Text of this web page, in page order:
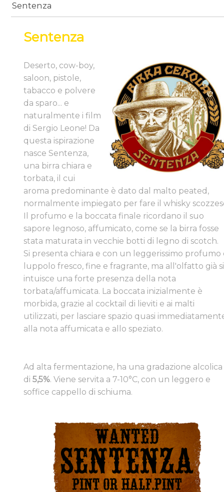
Sentenza
Sentenza
Deserto, cow-boy,
saloon, pistole,
tabacco e polvere
da sparo... e
naturalmente i film
di Sergio Leone! Da
questa ispirazione
nasce Sentenza,
una birra chiara e
torbata, il cui
aroma predominante è dato dal malto peated,
normalmente impiegato per fare il whisky
Il profumo e la boccata finale ricordano il suo
sapore legnoso, affumicato, come se la birra fosse
stata maturata in vecchie botti di legno di scotch. ​
Si presenta chiara e con un leggerissimo profumo
luppolo fresco, fine e fragrante, ma all'olfatto già si
intuisce una forte presenza della nota
torbata/affumicata. La boccata inizialmente è
morbida, grazie al cocktail di lieviti e ai malti
utilizzati, per lasciare spazio quasi
alla nota affumicata e allo speziato.
​Ad alta fermentazione, ha una gradazione alcolica
di5,5%. Viene servita a 7-10°C, con un leggero e
soffice cappello di schiuma.